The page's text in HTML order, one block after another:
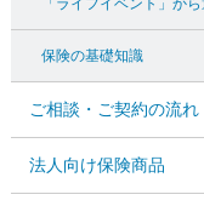
「ライフイベント」か
保険の基礎知識
ご相談・ご契約の流れ
法人向け保険商品